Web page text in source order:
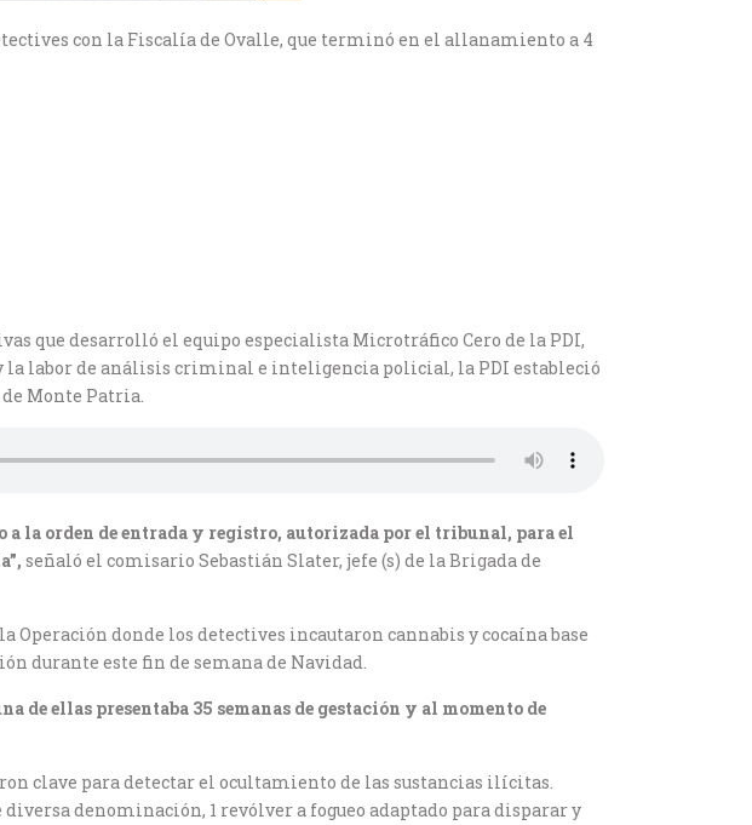
con la Fiscalía de Ovalle, que terminó en el allanamiento a 4
que desarrolló el equipo especialista Microtráfico Cero de la PDI,
la labor de análisis criminal e inteligencia policial, la PDI estableció
Monte Patria.
la orden de entrada y registro, autorizada por el tribunal, para el
señaló el comisario Sebastián Slater, jefe (s) de la Brigada de
donde los detectives incautaron cannabis y cocaína base
durante este fin de semana de Navidad.
de ellas presentaba 35 semanas de gestación y al momento de
clave para detectar el ocultamiento de las sustancias ilícitas.
denominación, 1 revólver a fogueo adaptado para disparar y